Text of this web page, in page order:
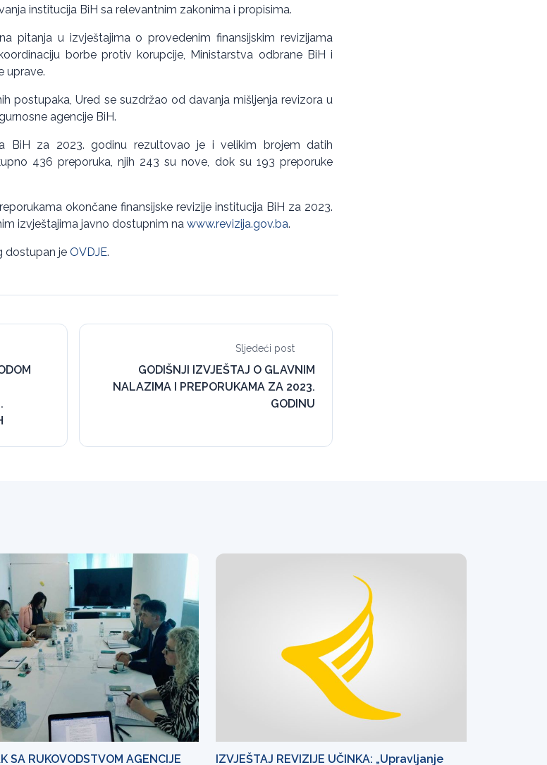
institucija BiH sa relevantnim zakonima i propisima.
pitanja u izvještajima o provedenim finansijskim revizijama
borbe protiv korupcije, Ministarstva odbrane BiH i
uprave.
postupaka, Ured se suzdržao od davanja mišljenja revizora u
agencije BiH.
BiH za 2023. godinu rezultovao je i velikim brojem datih
436 preporuka, njih 243 su nove, dok su 193 preporuke
okončane finansijske revizije institucija BiH za 2023.
izvještajima javno dostupnim na www.revizija.gov.ba.
dostupan je OVDJE.
Sljedeći post
GODIŠNJI IZVJEŠTAJ O GLAVNIM
NALAZIMA I PREPORUKAMA ZA 2023.
GODINU
SA RUKOVODSTVOM AGENCIJE
IZVJEŠTAJ REVIZIJE UČINKA: „Upravljanje